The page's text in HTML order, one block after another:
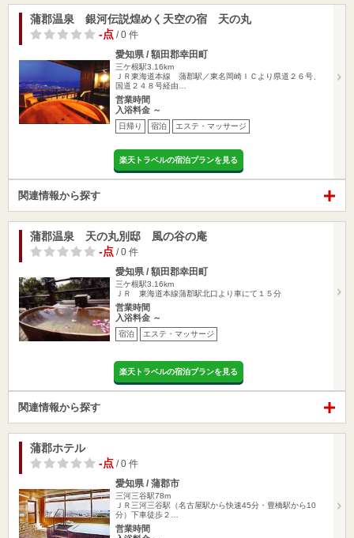
蒲郡温泉 銀河伝説煌めく天空の宿 天の丸
-点 / 0 件
愛知県 / 額田郡幸田町
三ケ根駅3.16km
ＪＲ東海道本線 蒲郡駅／東名岡崎ＩＣより県道２６号、
国道２４８号経由…
営業時間
入浴料金 ～
日帰り 宿泊 エステ・マッサージ
楽天トラベルの宿泊プランを見る
関連情報から探す
蒲郡温泉 天の丸別邸 風の谷の庵
-点 / 0 件
愛知県 / 額田郡幸田町
三ケ根駅3.16km
ＪＲ 東海道本線蒲郡駅北口より車にて１５分
営業時間
入浴料金 ～
宿泊 エステ・マッサージ
楽天トラベルの宿泊プランを見る
関連情報から探す
蒲郡ホテル
-点 / 0 件
愛知県 / 蒲郡市
三河三谷駅78m
ＪＲ三河三谷駅（名古屋駅から快速45分・豊橋駅から10
分）下車徒歩２…
営業時間